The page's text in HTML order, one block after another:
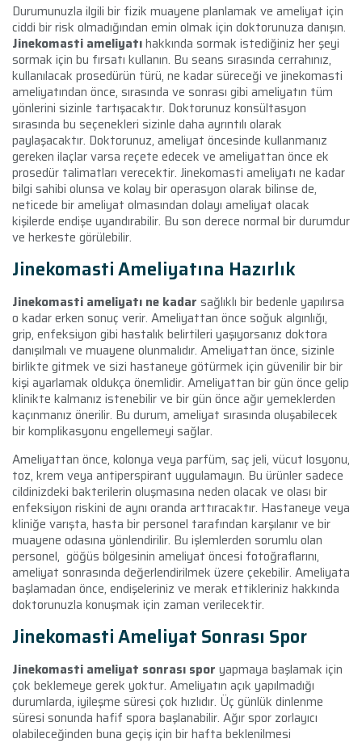
Durumunuzla ilgili bir fizik muayene planlamak ve ameliyat için
ciddi bir risk olmadığından emin olmak için doktorunuza danışın.
Jinekomasti ameliyatıhakkında sormak istediğiniz her şeyi
sormak için bu fırsatı kullanın. Bu seans sırasında cerrahınız,
kullanılacak prosedürün türü, ne kadar süreceği ve jinekomasti
ameliyatından önce, sırasında ve sonrası gibi ameliyatın tüm
yönlerini sizinle tartışacaktır. Doktorunuz konsültasyon
sırasında bu seçenekleri sizinle daha ayrıntılı olarak
paylaşacaktır. Doktorunuz, ameliyat öncesinde kullanmanız
gereken ilaçlar varsa reçete edecek ve ameliyattan önce ek
prosedür talimatları verecektir. Jinekomasti ameliyatı ne kadar
bilgi sahibi olunsa ve kolay bir operasyon olarak bilinse de,
neticede bir ameliyat olmasından dolayı ameliyat olacak
kişilerde endişe uyandırabilir. Bu son derece normal bir durumdur
ve herkeste görülebilir.
Jinekomasti Ameliyatına Hazırlık
Jinekomasti ameliyatı ne kadar sağlıklı bir bedenle yapılırsa
o kadar erken sonuç verir. Ameliyattan önce soğuk algınlığı,
grip, enfeksiyon gibi hastalık belirtileri yaşıyorsanız doktora
danışılmalı ve muayene olunmalıdır. Ameliyattan önce, sizinle
birlikte gitmek ve sizi hastaneye götürmek için güvenilir bir bir
kişi ayarlamak oldukça önemlidir. Ameliyattan bir gün önce gelip
klinikte kalmanız istenebilir ve bir gün önce ağır yemeklerden
kaçınmanız önerilir. Bu durum, ameliyat sırasında oluşabilecek
bir komplikasyonu engellemeyi sağlar.
Ameliyattan önce, kolonya veya parfüm, saç jeli, vücut losyonu,
toz, krem veya antiperspirant uygulamayın. Bu ürünler sadece
cildinizdeki bakterilerin oluşmasına neden olacak ve olası bir
enfeksiyon riskini de aynı oranda arttıracaktır. Hastaneye veya
kliniğe varışta, hasta bir personel tarafından karşılanır ve bir
muayene odasına yönlendirilir. Bu işlemlerden sorumlu olan
personel, göğüs bölgesinin ameliyat öncesi fotoğraflarını,
ameliyat sonrasında değerlendirilmek üzere çekebilir. Ameliyata
başlamadan önce, endişeleriniz ve merak ettikleriniz hakkında
doktorunuzla konuşmak için zaman verilecektir.
Jinekomasti Ameliyat Sonrası Spor
Jinekomasti ameliyat sonrası spor yapmaya başlamak için
çok beklemeye gerek yoktur. Ameliyatın açık yapılmadığı
durumlarda, iyileşme süresi çok hızlıdır. Üç günlük dinlenme
süresi sonunda hafif spora başlanabilir. Ağır spor zorlayıcı
olabileceğinden buna geçiş için bir hafta beklenilmesi